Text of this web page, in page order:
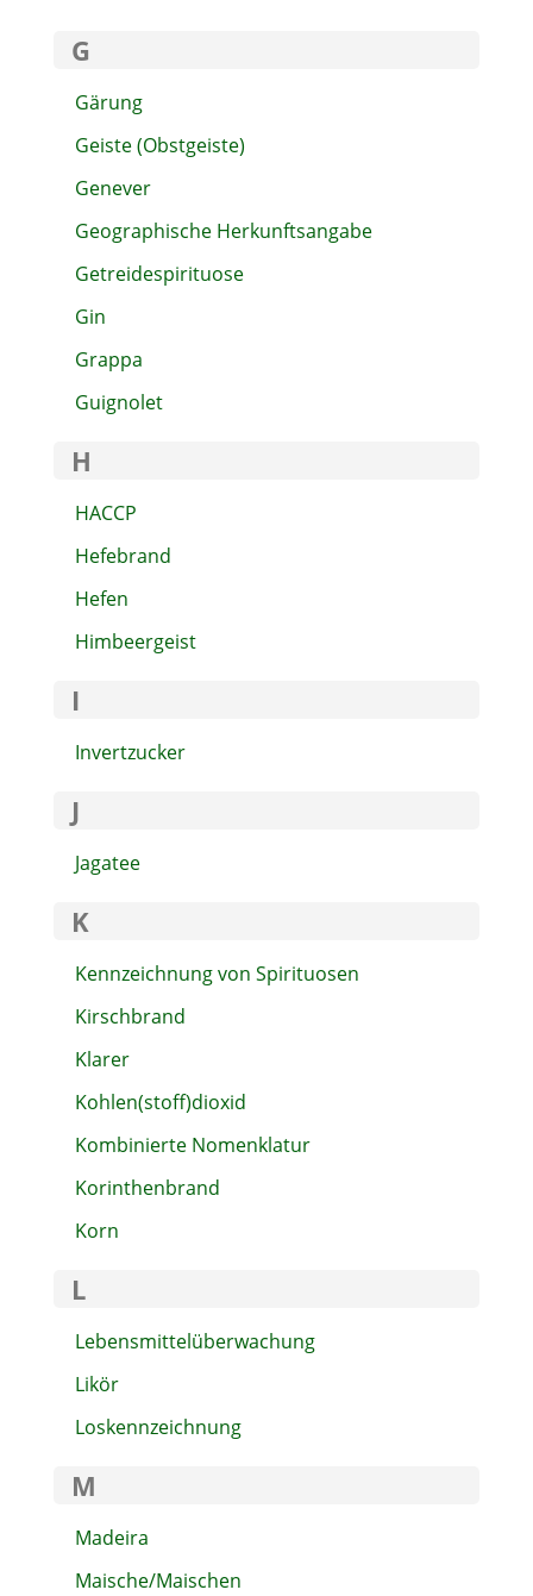
G
Gärung
Geiste (Obstgeiste)
Genever
Geographische Herkunftsangabe
Getreidespirituose
Gin
Grappa
Guignolet
H
HACCP
Hefebrand
Hefen
Himbeergeist
I
Invertzucker
J
Jagatee
K
Kennzeichnung von Spirituosen
Kirschbrand
Klarer
Kohlen(stoff)dioxid
Kombinierte Nomenklatur
Korinthenbrand
Korn
L
Lebensmittelüberwachung
Likör
Loskennzeichnung
M
Madeira
Maische/Maischen